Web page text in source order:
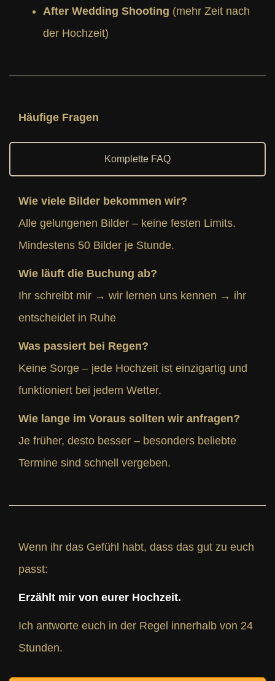
After Wedding Shooting (mehr Zeit nach
der Hochzeit)
Häufige Fragen
Komplette FAQ
Wie viele Bilder bekommen wir?
Alle gelungenen Bilder – keine festen Limits.
Mindestens 50 Bilder je Stunde.
Wie läuft die Buchung ab?
Ihr schreibt mir → wir lernen uns kennen → ihr
entscheidet in Ruhe
Was passiert bei Regen?
Keine Sorge – jede Hochzeit ist einzigartig und
funktioniert bei jedem Wetter.
Wie lange im Voraus sollten wir anfragen?
Je früher, desto besser – besonders beliebte
Termine sind schnell vergeben.
Wenn ihr das Gefühl habt, dass das gut zu euch
passt:
Erzählt mir von eurer Hochzeit.
Ich antworte euch in der Regel innerhalb von 24
Stunden.